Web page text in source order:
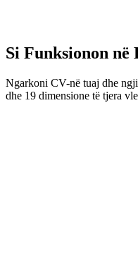
Si Funksionon në
Ngarkoni CV-në tuaj dhe
dhe 19 dimensione të tjera